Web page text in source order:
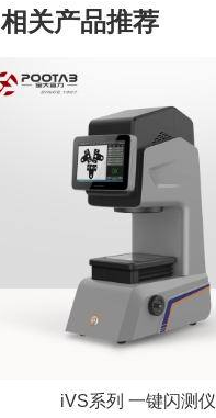
相关产品推荐
iVS系列 一键闪测仪